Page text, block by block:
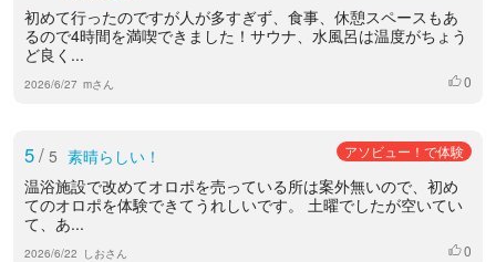
初めて行ったのですが人が多すぎず、食事、休憩スペースもあ
るので4時間を満喫できました！サウナ、水風呂は温度がちょう
ど良く...
2026/6/27 mさん いいね
0
5/ 5 素晴らしい！ アソビュー！で体験
温浴施設で改めてオロポを売っている所は案外無いので、初め
てのオロポを体験できてうれしいです。 土曜でしたが空いてい
て、あ...
2026/6/22 しおさん いいね
0